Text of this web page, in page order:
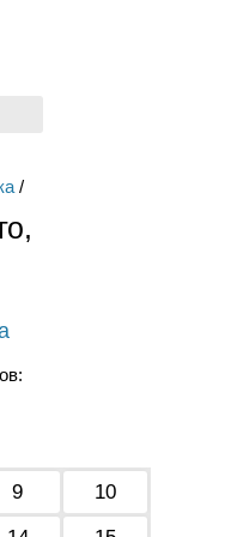
/
9
10